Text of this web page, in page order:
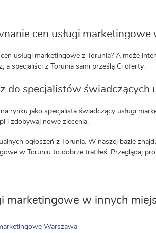
cen usługi marketingowe
usługi marketingowe z Torunia? A może
a specjaliści z Torunia sami prześlą Ci oferty.
do specjalistów świadczących
na rynku jako specjalista świadczący usługi
i zdobywaj nowe zlecenia.
ogłoszeń z Torunia. W naszej bazie
w Toruniu to dobrze trafiłeś. Przeglądaj
marketingowe w innych
Warszawa